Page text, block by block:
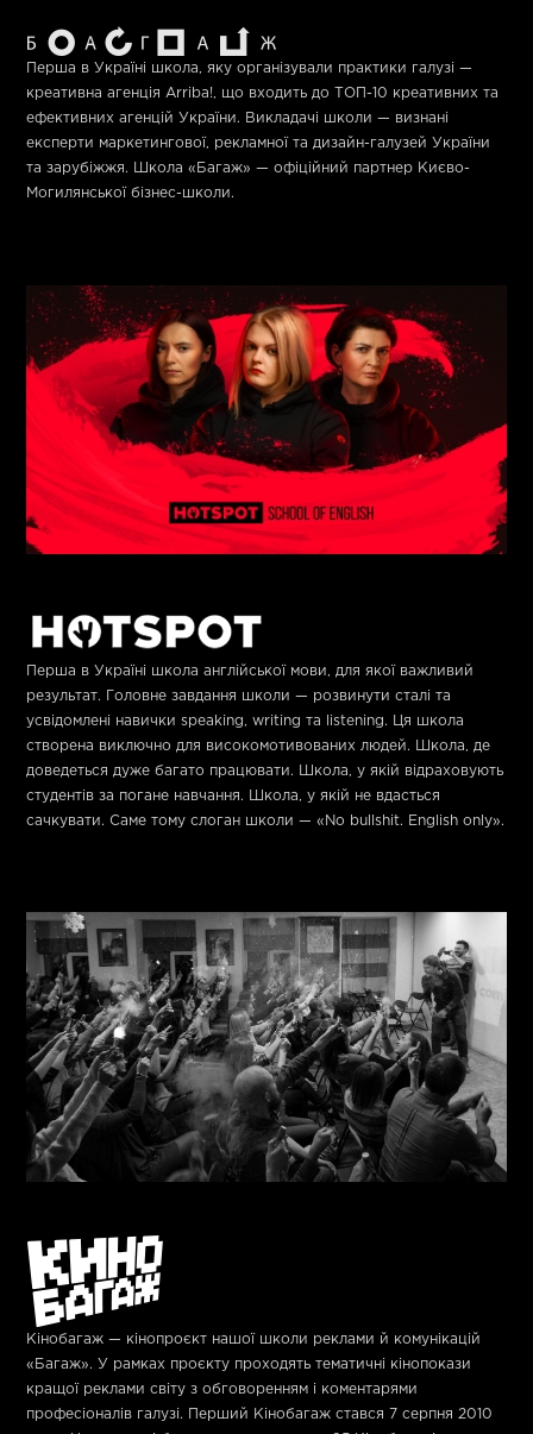
Перша в Україні школа, яку організували практики галузі —
креативна агенція Arriba!, що входить до ТОП-10 креативних та
ефективних агенцій України. Викладачі школи — визнані
експерти маркетингової, рекламної та дизайн-галузей України
та зарубіжжя.
Школа «Багаж» — офіційний партнер Києво-
Могилянської бізнес-школи.
Перша в Україні школа англійської мови, для якої важливий
результат. Головне завдання школи — розвинути сталі та
усвідомлені навички speaking, writing та listening. Ця школа
створена виключно для високомотивованих людей. Школа, де
доведеться дуже багато працювати. Школа, у якій відраховують
студентів за погане навчання. Школа, у якій не вдасться
сачкувати. Саме тому слоган школи —«No bullshit. English only».
Кінобагаж — кінопроєкт нашої школи реклами й комунікацій
«Багаж». У рамках проєкту проходять тематичні кінопокази
кращої реклами світу з обговоренням і коментарями
професіоналів галузі. Перший Кінобагаж стався 7 серпня 2010